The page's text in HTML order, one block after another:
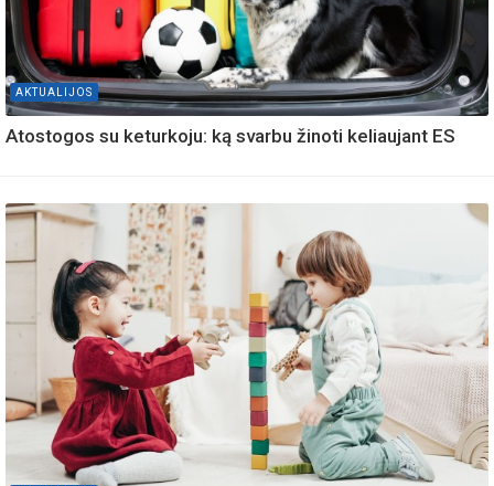
AKTUALIJOS
Atostogos su keturkoju: ką svarbu žinoti keliaujant ES